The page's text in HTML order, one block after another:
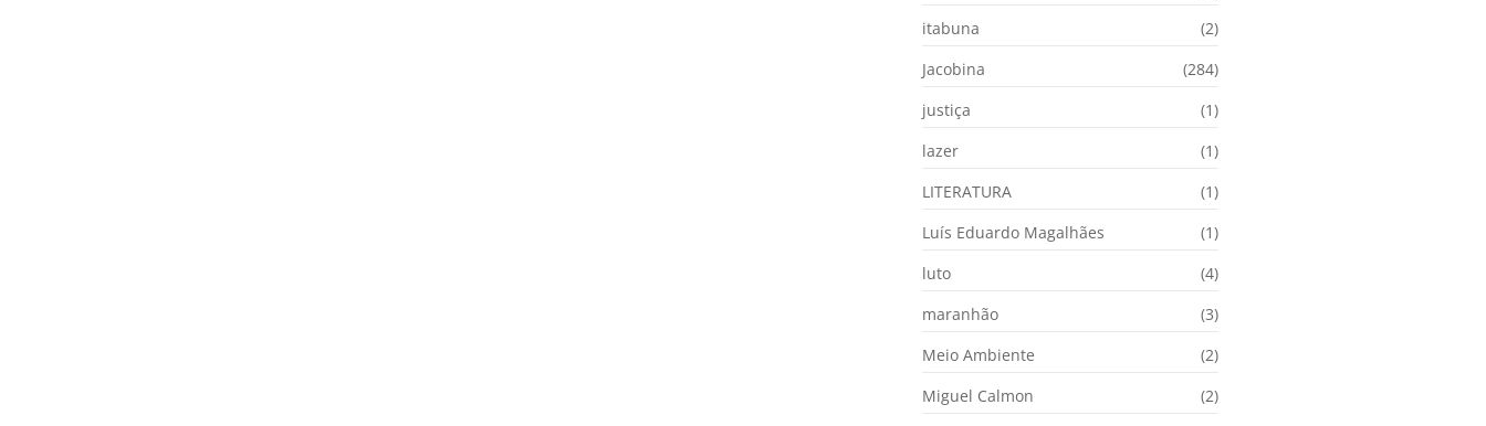
itabuna
(2)
Jacobina
(284)
justiça
(1)
lazer
(1)
LITERATURA
(1)
Luís Eduardo Magalhães
(1)
luto
(4)
maranhão
(3)
Meio Ambiente
(2)
Miguel Calmon
(2)